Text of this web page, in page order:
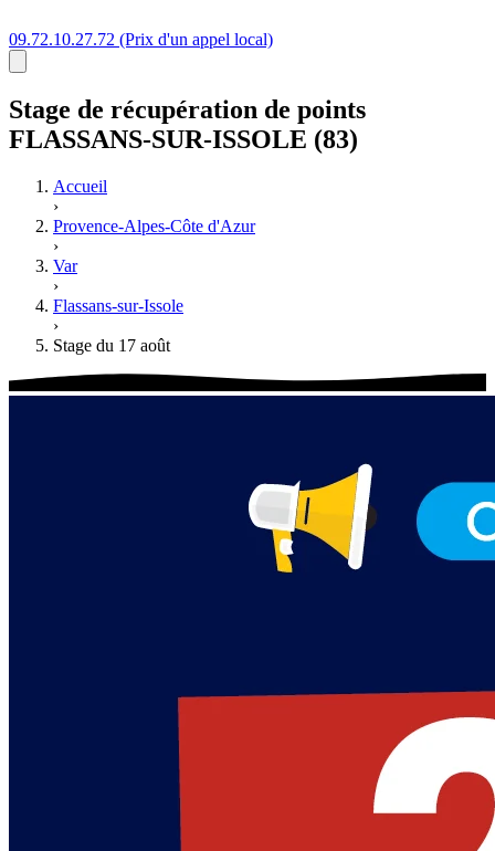
09.72.10.27.72 (Prix d'un appel local)
Stage de récupération de points
FLASSANS-SUR-ISSOLE (83)
Accueil
›
Provence-Alpes-Côte d'Azur
›
Var
›
Flassans-sur-Issole
›
Stage du 17 août